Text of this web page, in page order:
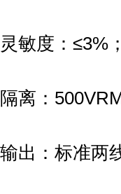
度：≤3%；
：
：标准两